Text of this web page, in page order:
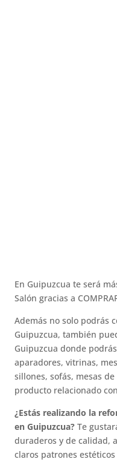
En Guipuzcua te será
Salón gracias a
Además no solo podrás
Guipuzcua, también
Guipuzcua donde
aparadores, vitrinas,
sillones, sofás, mesas
producto relacionado
¿Estás realizando la
en Guipuzcua? Te
duraderos y de calidad,
claros patrones